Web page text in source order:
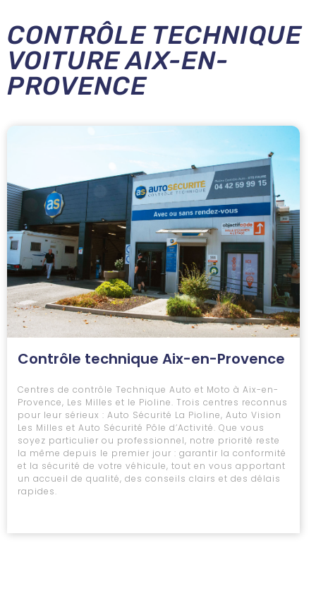
CONTRÔLE TECHNIQUE
VOITURE AIX-EN-
PROVENCE
Contrôle technique Aix-en-Provence
Centres de contrôle Technique Auto et Moto à Aix-en-
Provence, Les Milles et le Pioline. Trois centres reconnus
pour leur sérieux : Auto Sécurité La Pioline, Auto Vision
Les Milles et Auto Sécurité Pôle d’Activité. Que vous
soyez particulier ou professionnel, notre priorité reste
la même depuis le premier jour : garantir la conformité
et la sécurité de votre véhicule, tout en vous apportant
un accueil de qualité, des conseils clairs et des délais
rapides.